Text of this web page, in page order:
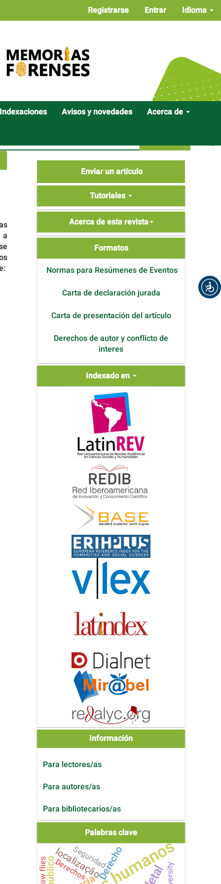
Idioma
Registrarse Entrar
Indexaciones Avisos y novedades
Acerca de
a
un
artículo
Enviar un artículo
Tutoriales
Acerca de esta revista
Formatos
Normas para Resúmenes de Eventos
Carta de declaración jurada
Carta de presentación del artículo
Derechos de autor y conflicto de
interes
Indexado en
Información
Para lectores/as
Para autores/as
Para bibliotecarios/as
Palabras clave
Derecho
localização
Seguridad
Derechos
Blow flies Diversity